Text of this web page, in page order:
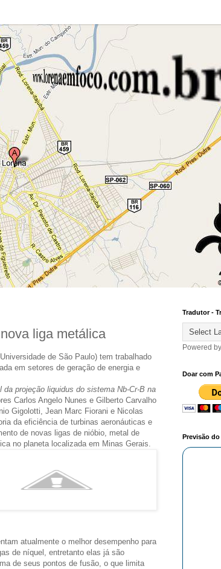
liga metálica
de São Paulo) tem trabalhado
em setores de geração de energia e
da projeção liquidus do sistema Nb-Cr-B na
Carlos Angelo Nunes e Gilberto Carvalho
Gigolotti, Jean Marc Fiorani e Nicolas
da eficiência de turbinas aeronáuticas e
de novas ligas de nióbio, metal de
no planeta localizada em Minas Gerais.
atualmente o melhor desempenho para
de níquel, entretanto elas já são
de seus pontos de fusão, o que limita
Tradutor -
Powered by
Doar com
Previsão do